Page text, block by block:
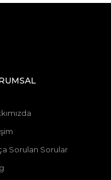
Sorulan Sorular